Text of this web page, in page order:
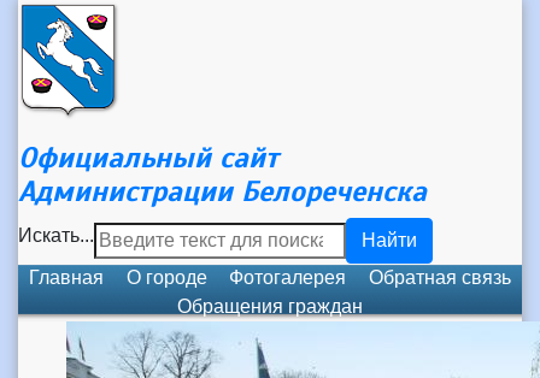
Официальный сайт
Администрации Белореченска
Искать...
Найти
Главная
О городе Фотогалерея
Обратная связь
Обращения граждан